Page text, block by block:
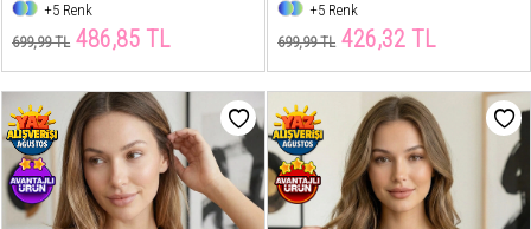
+5 Renk
699,99 TL 486,85 TL
+5 Renk
699,99 TL 426,32 TL